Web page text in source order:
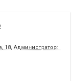
18, Администратор: 6